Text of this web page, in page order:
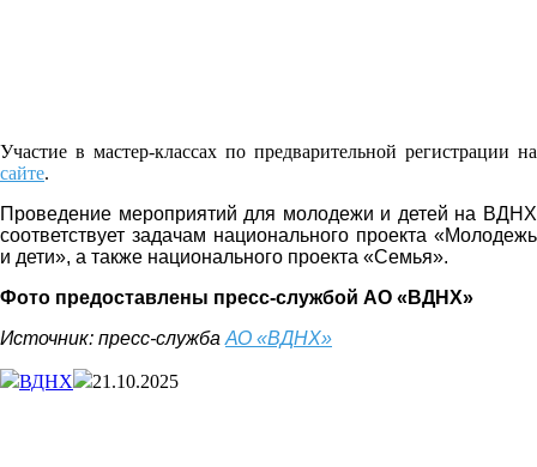
Участие в мастер-классах по предварительной регистрации на
сайте.
Проведение мероприятий для молодежи и детей на ВДНХ
соответствует задачам национального проекта «Молодежь
и дети», а также национального проекта «Семья».
Фото предоставлены пресс-службой АО «ВДНХ»
Источник: пресс-служба АО «ВДНХ»
ВДНХ 21.10.2025